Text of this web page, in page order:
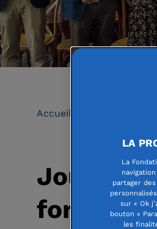
Accueil L'actualité
Journée
force de
LA
La
partager
sur « Ok
bouton «
les